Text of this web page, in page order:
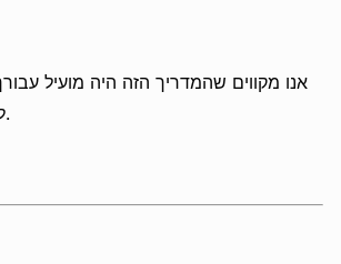
אנו מקווים שהמדריך הזה היה מועיל
למטה עם כל שאלה.